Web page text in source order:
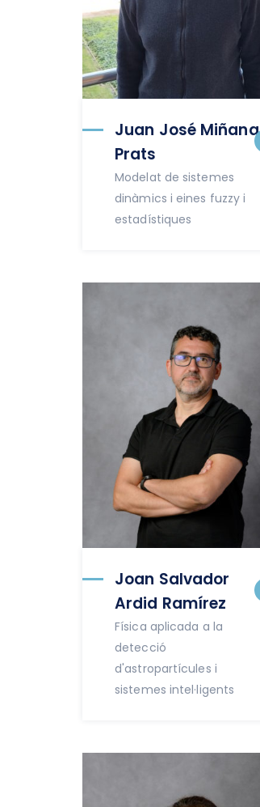
Juan José Miñana
Prats
Modelat de sistemes
dinàmics i eines fuzzy i
estadístiques
Joan Salvador
Ardid Ramírez
Física aplicada a la
detecció
d'astropartícules i
sistemes intel·ligents